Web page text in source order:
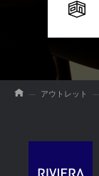
アウトレット